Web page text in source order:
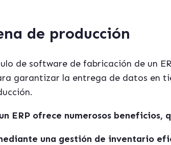
de producción
de software de fabricación de un
garantizar la entrega de datos en
ERP ofrece numerosos beneficios,
una gestión de inventario